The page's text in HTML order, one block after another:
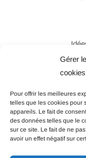
Gérer
cookies
Pour offrir les meilleures
telles que les cookies pour
appareils. Le fait de
des données telles que le
sur ce site. Le fait de ne
avoir un effet négatif sur